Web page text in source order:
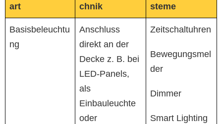
art
chnik
steme
Basisbeleuchtu
ng
Anschluss
direkt an der
Decke z. B. bei
LED-Panels,
als
Einbauleuchte
oder
Zeitschaltuhren
Bewegungsmel
der
Dimmer
Smart Lighting